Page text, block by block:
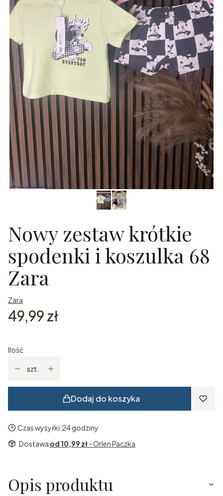
Nowy zestaw krótkie
spodenki i koszulka 68
Zara
Zara
Cena
49,99 zł
Ilość
szt.
Dodaj do koszyka
Czas wysyłki:24 godziny
Dostawa od 10,99 zł- Orlen Paczka
Opis produktu